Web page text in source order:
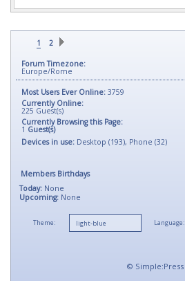
1 2
Forum Timezone:
Europe/Rome
Most Users Ever Online: 3759
Currently Online:
225 Guest(s)
Currently Browsing this Page:
1 Guest(s)
Devices in use: Desktop (193), Phone (32)
Members Birthdays
Today: None
Upcoming: None
Theme: Language:
© Simple:Press